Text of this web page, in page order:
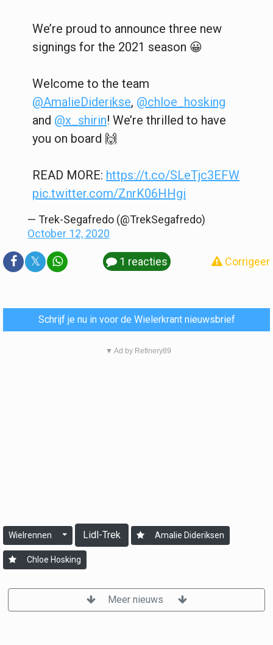
We’re proud to announce three new
signings for the 2021 season 😀
Welcome to the team
@AmalieDiderikse, @chloe_hosking
and @x_shirin! We’re thrilled to have
you on board 🙌
READ MORE: https://t.co/SLeTjc3EFW
pic.twitter.com/ZnrK06HHgi
— Trek-Segafredo (@TrekSegafredo)
October 12, 2020
𝕏 1 reacties Corrigeer
Schrijf je nu in voor de Wielerkrant nieuwsbrief
▼ Ad by Refinery89
Wielrennen Lidl-Trek Amalie Dideriksen
Chloe Hosking
Meer nieuws